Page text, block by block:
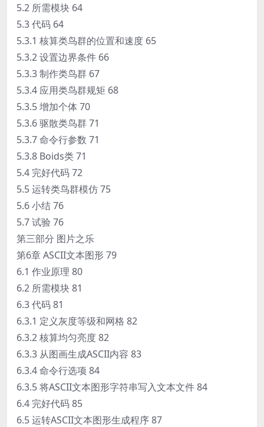
5.2 所需模块 64
5.3 代码 64
5.3.1 核算类鸟群的位置和速度 65
5.3.2 设置边界条件 66
5.3.3 制作类鸟群 67
5.3.4 应用类鸟群规矩 68
5.3.5 增加个体 70
5.3.6 驱散类鸟群 71
5.3.7 命令行参数 71
5.3.8 Boids类 71
5.4 完好代码 72
5.5 运转类鸟群模仿 75
5.6 小结 76
5.7 试验 76
第三部分 图片之乐
第6章 ASCII文本图形 79
6.1 作业原理 80
6.2 所需模块 81
6.3 代码 81
6.3.1 定义灰度等级和网格 82
6.3.2 核算均匀亮度 82
6.3.3 从图画生成ASCII内容 83
6.3.4 命令行选项 84
6.3.5 将ASCII文本图形字符串写入文本文件 84
6.4 完好代码 85
6.5 运转ASCII文本图形生成程序 87